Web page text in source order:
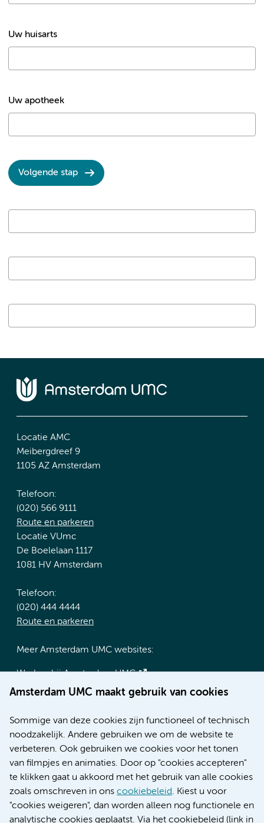
Amsterdam UMC maakt gebruik van cookies
Sommige van deze cookies zijn functioneel of technisch
noodzakelijk. Andere gebruiken we om de website te
verbeteren. Ook gebruiken we cookies voor het tonen
van filmpjes en animaties. Door op "cookies accepteren"
te klikken gaat u akkoord met het gebruik van alle cookies
zoals omschreven in ons cookiebeleid. Kiest u voor
"cookies weigeren", dan worden alleen nog functionele en
analytische cookies geplaatst. Via het cookiebeleid (link in
Uw huisarts
Uw apotheek
Volgende stap
Locatie AMC
Meibergdreef 9
1105 AZ Amsterdam
Telefoon:
(020) 566 9111
Route en parkeren
Locatie VUmc
De Boelelaan 1117
1081 HV Amsterdam
Telefoon:
(020) 444 4444
Route en parkeren
Meer Amsterdam UMC websites:
Werken bij Amsterdam UMC
Over Amsterdam UMC
Research
Educatie locatie AMC
Educatie locatie VUmc
Verwijzen & diagnostiek